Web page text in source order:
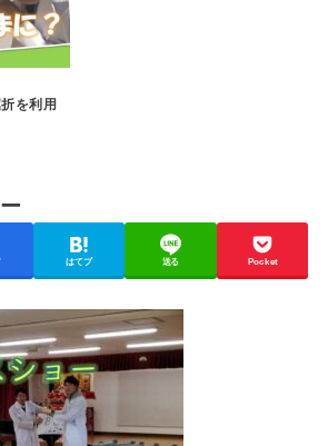
を利用
はてブ 送る Pocket